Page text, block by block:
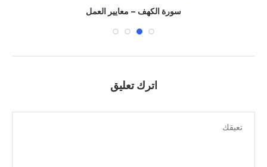
سورة الكهف – معايير العمل
اترك تعليق